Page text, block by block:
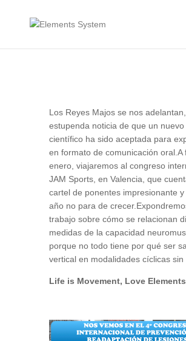
Los Reyes Majos se nos
estupenda noticia de que un
científico ha sido aceptada para
en formato de comunicación oral.A
enero, viajaremos al congreso
JAM Sports, en Valencia, que
cartel de ponentes impresionante
año no para de
trabajo sobre cómo se relacionan
medidas de la capacidad
porque no todo tiene por qué ser
vertical en modalidades cíclicas sin
Life is Movement, Love